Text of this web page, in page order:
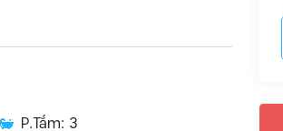
P.Tắm: 3